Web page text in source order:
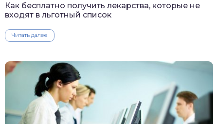
Как бесплатно получить лекарства, которые не
входят в льготный список
Читать далее